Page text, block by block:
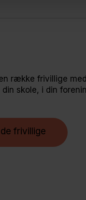
række frivillige
skole, i din
frivillige